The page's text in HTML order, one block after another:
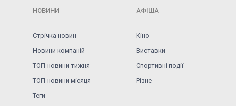
НОВИНИ
Стрічка новин
Новини компаній
ТОП-новини тижня
ТОП-новини місяця
Теги
АФІША
Кіно
Виставки
Спортивні події
Різне